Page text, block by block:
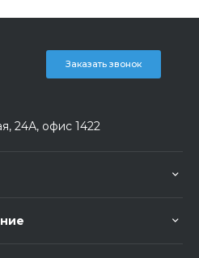
Заказать звонок
24А, офис 1422